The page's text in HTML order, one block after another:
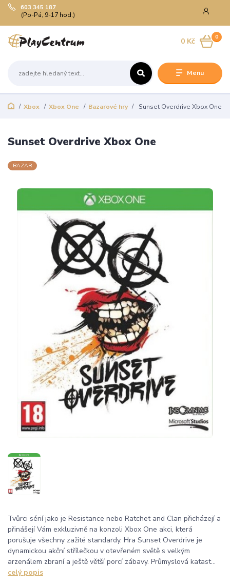
Menu
603 345 187
(Po-Pá, 9-17 hod.)
0
0 Kč
Xbox Xbox One Bazarové hry Sunset Overdrive Xbox One
Sunset Overdrive Xbox One
BAZAR
Tvůrci sérií jako je Resistance nebo Ratchet and Clan přicházejí a
přinášejí Vám exkluzivně na konzoli Xbox One akci, která
porušuje všechny zažité standardy. Hra Sunset Overdrive je
dynamickou akční střílečkou v otevřeném světě s velkým
arzenálem zbraní a ještě větší porcí zábavy. Průmyslová katast...
celý popis